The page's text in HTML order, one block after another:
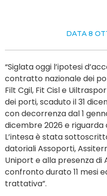
DATA 8
“Siglata oggi l’ipotesi
contratto nazionale dei
Filt Cgil, Fit Cisl e
dei porti, scaduto il 31
con decorrenza dal 1
dicembre 2026 e riguarda
L’intesa è stata
datoriali Assoporti,
Uniport e alla presenza di
confronto durato 11 mesi
trattativa”.